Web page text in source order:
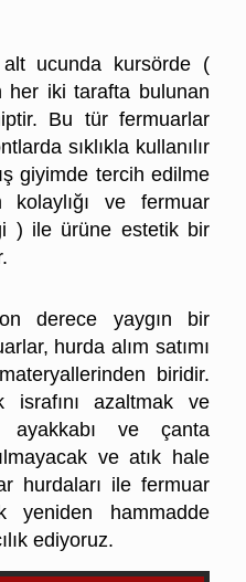
ucunda kursörde (
iki tarafta bulunan
Bu tür fermuarlar
sıklıkla kullanılır
giyimde tercih edilme
kolaylığı ve fermuar
) ile ürüne estetik bir
derece yaygın bir
hurda alım satımı
biridir.
israfını azaltmak ve
ve çanta
ve atık hale
hurdaları ile fermuar
yeniden hammadde
ediyoruz.